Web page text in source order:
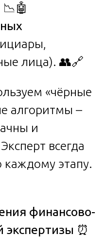
лица). 👥🔗
«чёрные
алгоритмы –
и
всегда
каждому этапу.
финансово-
экспертизы ⏰